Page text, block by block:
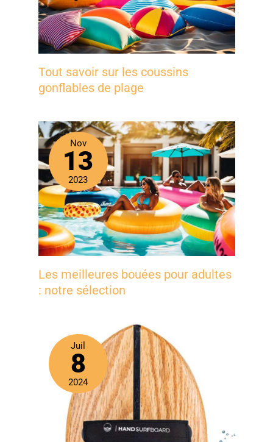
Tout savoir sur les coussins
gonflables de plage
Nov
13
2023
Les meilleures bouées pour adultes
: notre sélection
Juil
8
2024